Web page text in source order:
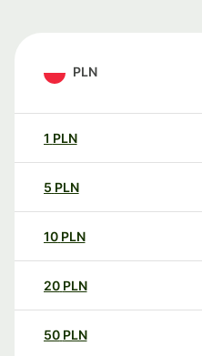
PLN
1 PLN
5 PLN
10 PLN
20 PLN
50 PLN